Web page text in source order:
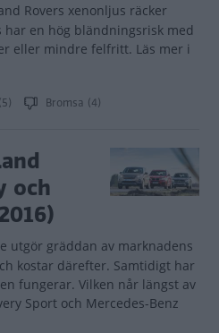
Rovers xenonljus räcker
en hög bländningsrisk med
eller mindre felfritt. Läs mer i
Bromsa (4)
och
utgör gräddan av marknadens
kostar därefter. Samtidigt har
fungerar. Vilken når längst av
Sport och Mercedes-Benz